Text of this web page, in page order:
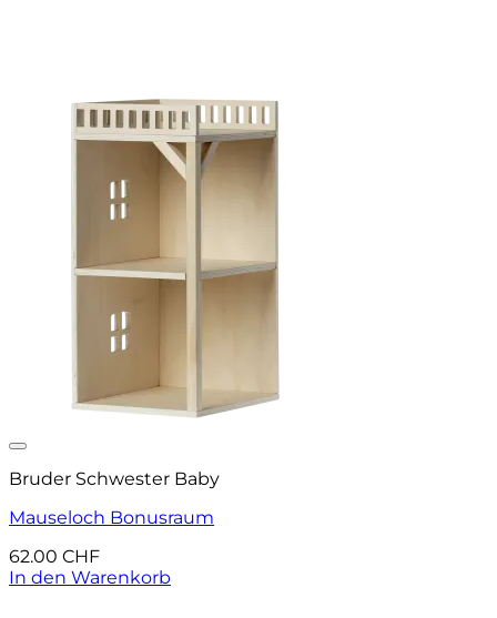
Bruder Schwester Baby
Mauseloch Bonusraum
62.00 CHF
In den Warenkorb